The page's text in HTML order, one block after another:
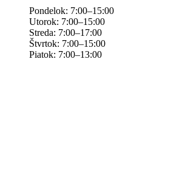
Pondelok: 7:00–15:00
Utorok: 7:00–15:00
Streda: 7:00–17:00
Štvrtok: 7:00–15:00
Piatok: 7:00–13:00